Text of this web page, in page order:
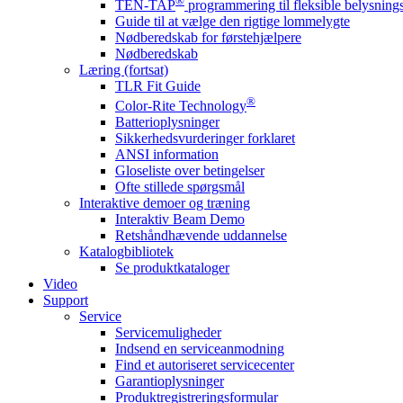
TEN-TAP
programmering til fleksible
Guide til at vælge den rigtige lommelygte
Nødberedskab for førstehjælpere
Nødberedskab
Læring (fortsat)
TLR Fit Guide
Color-Rite Technology®
Batterioplysninger
Sikkerhedsvurderinger forklaret
ANSI information
Gloseliste over betingelser
Ofte stillede spørgsmål
Interaktive demoer og træning
Interaktiv Beam Demo
Retshåndhævende uddannelse
Katalogbibliotek
Se produktkataloger
Video
Support
Service
Servicemuligheder
Indsend en serviceanmodning
Find et autoriseret servicecenter
Garantioplysninger
Produktregistreringsformular